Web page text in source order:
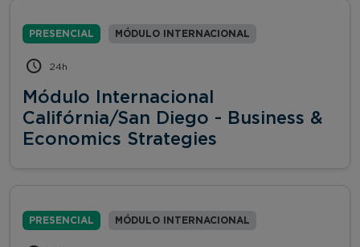
PRESENCIAL MÓDULO INTERNACIONAL
24h
Módulo Internacional
Califórnia/San Diego - Business &
Economics Strategies
PRESENCIAL MÓDULO INTERNACIONAL